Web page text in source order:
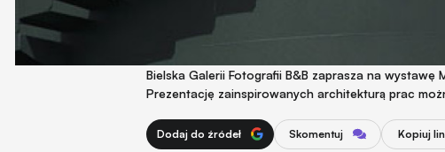
Bielska Galerii Fotografii B&B zaprasza na wystawę
Prezentację zainspirowanych architekturą prac
Dodaj do źródeł Skomentuj Kopiuj